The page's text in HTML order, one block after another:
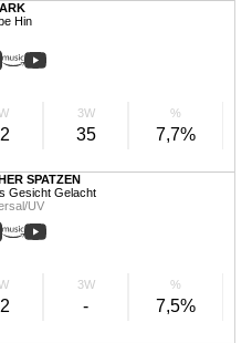
Hin
3W
35
%
7,7%
SPATZEN
Gesicht Gelacht
UV
3W
-
%
7,5%